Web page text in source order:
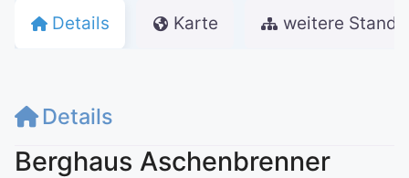
Details Karte weitere
Details
Berghaus Aschenbrenner